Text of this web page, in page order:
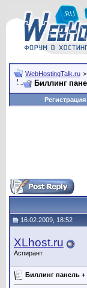
WebHostingTalk.ru >
Биллинг
Регистрация
16.02.2009, 18:52
XLhost.ru
Аспирант
Биллинг панель +